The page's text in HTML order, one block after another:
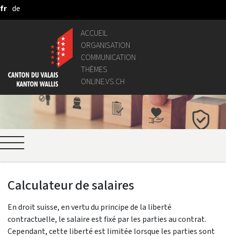
Saut au contenu principal
fr de
ACCUEIL
ORGANISATION
COMMUNICATION
THÈMES
ONLINE.VS.CH
Calculateur de salaires
En droit suisse, en vertu du principe de la liberté
contractuelle, le salaire est fixé par les parties au contrat.
Cependant, cette liberté est limitée lorsque les parties sont